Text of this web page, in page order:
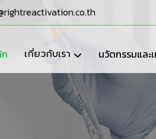
เกี่ยวกับเรา นวัตกรรมและ